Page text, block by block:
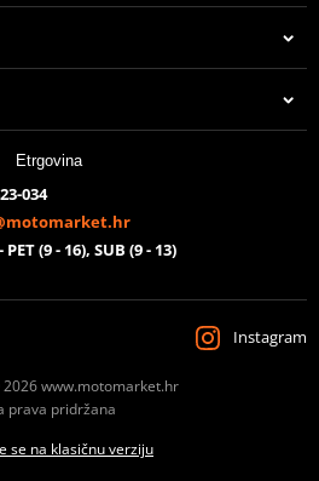
Etrgovina
034
PET (9 - 16), SUB (9 - 13)
Instagram
www.motomarket.hr
prava pridržana
se na klasičnu verziju